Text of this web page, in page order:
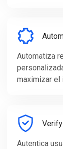
Automatiza
maximizar el
Autentica